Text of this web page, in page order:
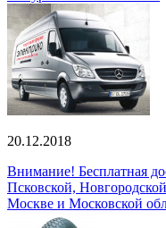
20.12.2018
Внимание! Бесплатная
Псковской,
Москве и Московской